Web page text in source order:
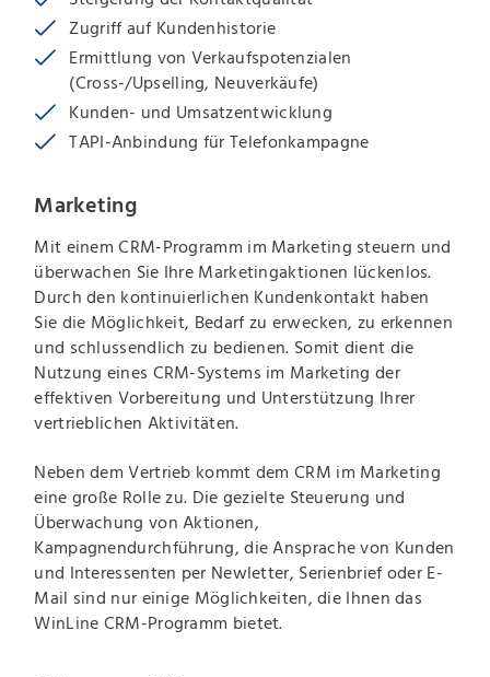
Zugriff auf Kundenhistorie
Ermittlung von Verkaufspotenzialen
(Cross-/Upselling, Neuverkäufe)
Kunden- und Umsatzentwicklung
TAPI-Anbindung für Telefonkampagne
Marketing
Mit einem CRM-Programm im Marketing steuern und
überwachen Sie Ihre Marketingaktionen lückenlos.
Durch den kontinuierlichen Kundenkontakt haben
Sie die Möglichkeit, Bedarf zu erwecken, zu erkennen
und schlussendlich zu bedienen. Somit dient die
Nutzung eines CRM-Systems im Marketing der
effektiven Vorbereitung und Unterstützung Ihrer
vertrieblichen Aktivitäten.
Neben dem Vertrieb kommt dem CRM im Marketing
eine große Rolle zu. Die gezielte Steuerung und
Überwachung von Aktionen,
Kampagnendurchführung, die Ansprache von Kunden
und Interessenten per Newletter, Serienbrief oder E-
Mail sind nur einige Möglichkeiten, die Ihnen das
WinLine CRM-Programm bietet.